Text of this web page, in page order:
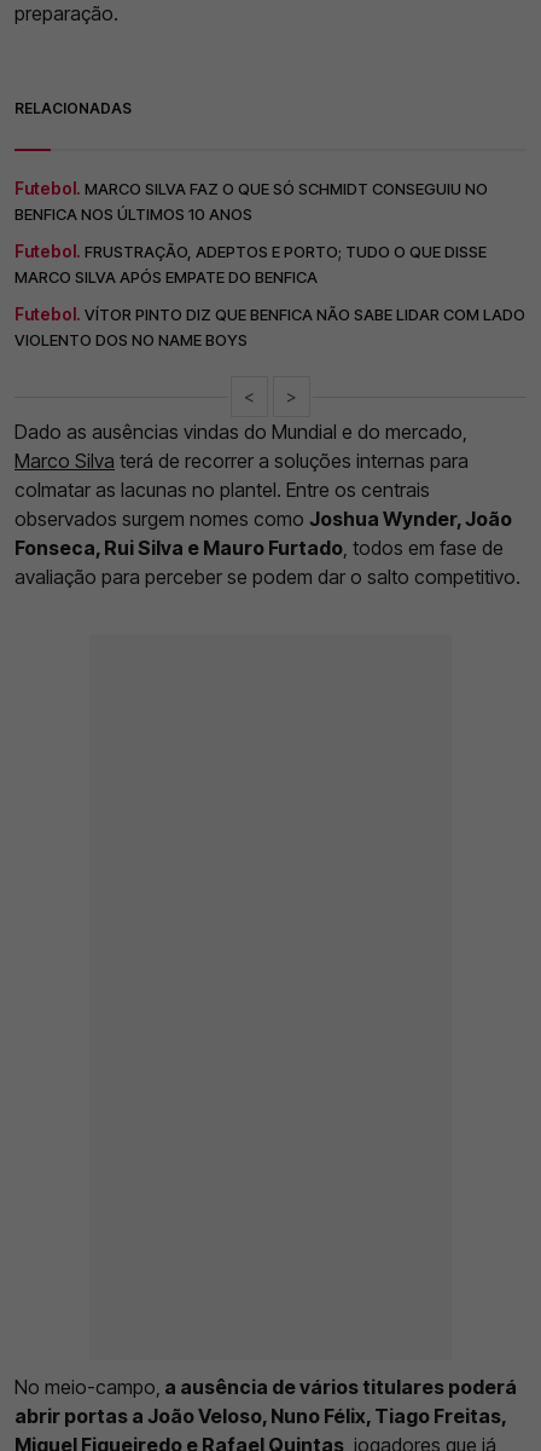
preparação.
RELACIONADAS
Futebol. MARCO SILVA FAZ O QUE SÓ SCHMIDT CONSEGUIU NO
BENFICA NOS ÚLTIMOS 10 ANOS
Futebol. FRUSTRAÇÃO, ADEPTOS E PORTO; TUDO O QUE DISSE
MARCO SILVA APÓS EMPATE DO BENFICA
Futebol. VÍTOR PINTO DIZ QUE BENFICA NÃO SABE LIDAR COM LADO
VIOLENTO DOS NO NAME BOYS
< >
Dado as ausências vindas do Mundial e do mercado,
Marco Silva terá de recorrer a soluções internas para
colmatar as lacunas no plantel. Entre os centrais
observados surgem nomes como Joshua Wynder, João
Fonseca, Rui Silva e Mauro Furtado, todos em fase de
avaliação para perceber se podem dar o salto competitivo.
No meio-campo, a ausência de vários titulares poderá
abrir portas a João Veloso, Nuno Félix, Tiago Freitas,
Miguel Figueiredo e Rafael Quintas , jogadores que já